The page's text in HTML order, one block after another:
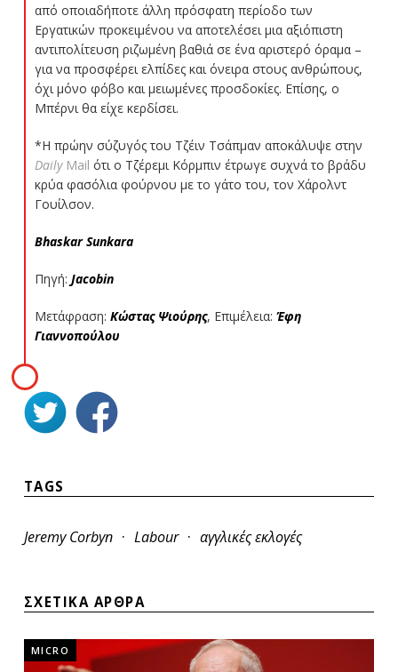
από οποιαδήποτε άλλη πρόσφατη περίοδο των
Εργατικών προκειμένου να αποτελέσει μια αξιόπιστη
αντιπολίτευση ριζωμένη βαθιά σε ένα αριστερό όραμα –
για να προσφέρει ελπίδες και όνειρα στους ανθρώπους,
όχι μόνο φόβο και μειωμένες προσδοκίες. Επίσης, ο
Μπέρνι θα είχε κερδίσει.
*Η πρώην σύζυγός του Τζέιν Τσάπμαν αποκάλυψε στην
DailyMail ότι ο Τζέρεμι Κόρμπιν έτρωγε συχνά το βράδυ
κρύα φασόλια φούρνου με το γάτο του, τον Χάρολντ
Γουίλσον.
Bhaskar Sunkara
Πηγή: Jacobin
Μετάφραση: Κώστας Ψιούρης, Επιμέλεια: Έφη
Γιαννοπούλου
TAGS
Jeremy Corbyn · Labour · αγγλικές εκλογές
ΣΧΕΤΙΚΑ ΑΡΘΡΑ
MICRO